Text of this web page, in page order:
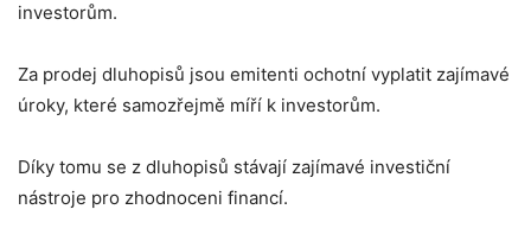
investorům.
Za prodej dluhopisů jsou emitenti ochotní vyplatit zajímavé
úroky, které samozřejmě míří k investorům.
Díky tomu se z dluhopisů stávají zajímavé investiční
nástroje pro zhodnoceni financí.